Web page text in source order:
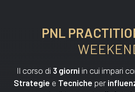
PNL
Il corso di 3 giorni in cui impari
Strategie e Tecniche per